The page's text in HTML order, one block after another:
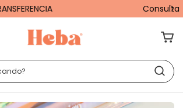
por la escala de Descuentos